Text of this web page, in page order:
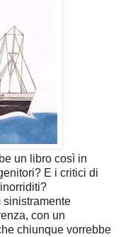
un libro così in
E i critici di
sinistramente
con un
chiunque vorrebbe